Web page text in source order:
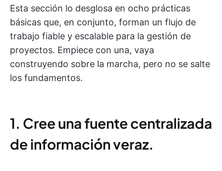
Esta sección lo desglosa en ocho prácticas
básicas que, en conjunto, forman un flujo de
trabajo fiable y escalable para la gestión de
proyectos. Empiece con una, vaya
construyendo sobre la marcha, pero no se salte
los fundamentos.
1. Cree una fuente centralizada
de información veraz.